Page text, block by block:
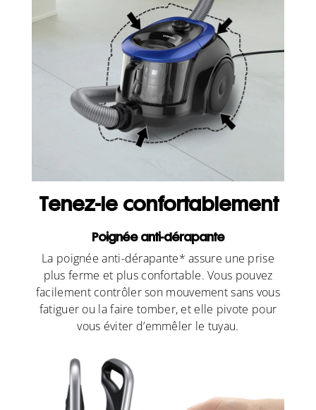
Tenez-le confortablement
Poignée anti-dérapante
La poignée anti-dérapante* assure une prise
plus ferme et plus confortable. Vous pouvez
facilement contrôler son mouvement sans vous
fatiguer ou la faire tomber, et elle pivote pour
vous éviter d’emmêler le tuyau.